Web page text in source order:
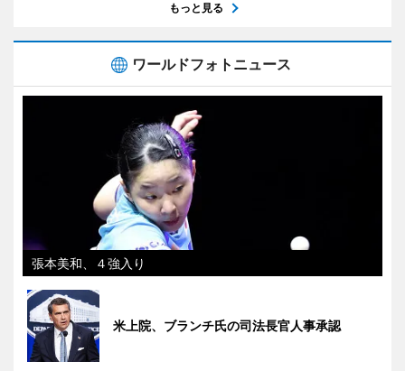
もっと見る
ワールドフォトニュース
張本美和、４強入り
米上院、ブランチ氏の司法長官人事承認